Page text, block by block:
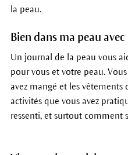
la peau.
Bien dans ma peau
Un journal de la peau vous
pour vous et votre peau.
avez mangé et les vêtements
activités que vous avez
ressenti, et surtout comment